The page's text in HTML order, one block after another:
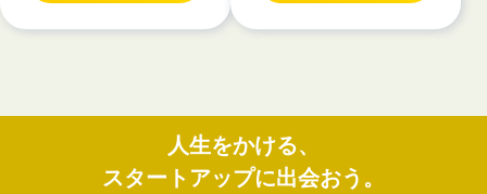
人生をかける、
スタートアップに出会おう。